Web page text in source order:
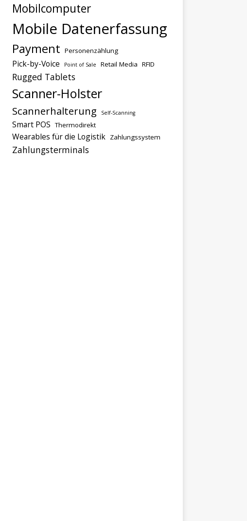
Mobilcomputer
Mobile Datenerfassung
Payment Personenzählung
Pick-by-Voice Point of Sale Retail Media RFID
Rugged Tablets
Scanner-Holster
Scannerhalterung Self-Scanning
Smart POS Thermodirekt
Wearables für die Logistik Zahlungssystem
Zahlungsterminals